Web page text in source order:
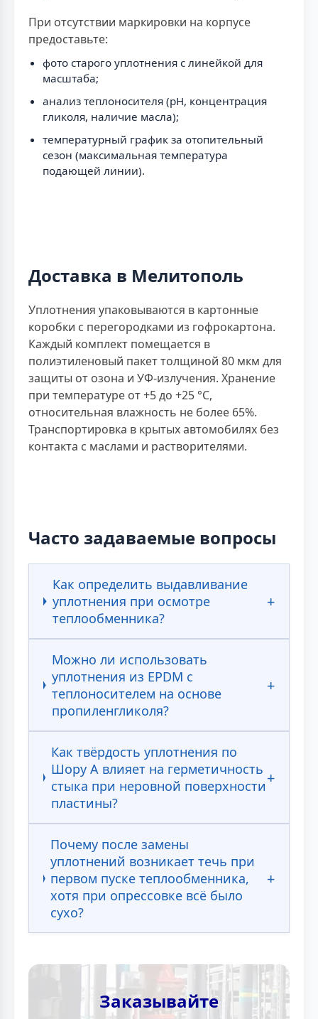
При отсутствии маркировки на корпусе
предоставьте:
фото старого уплотнения с линейкой для
масштаба;
анализ теплоносителя (рН, концентрация
гликоля, наличие масла);
температурный график за отопительный
сезон (максимальная температура
подающей линии).
Доставка в Мелитополь
Уплотнения упаковываются в картонные
коробки с перегородками из гофрокартона.
Каждый комплект помещается в
полиэтиленовый пакет толщиной 80 мкм для
защиты от озона и УФ-излучения. Хранение
при температуре от +5 до +25 °С,
относительная влажность не более 65%.
Транспортировка в крытых автомобилях без
контакта с маслами и растворителями.
Часто задаваемые вопросы
Как определить выдавливание
уплотнения при осмотре
теплообменника?
Можно ли использовать
уплотнения из EPDM с
теплоносителем на основе
пропиленгликоля?
Как твёрдость уплотнения по
Шору А влияет на герметичность
стыка при неровной поверхности
пластины?
Почему после замены
уплотнений возникает течь при
первом пуске теплообменника,
хотя при опрессовке всё было
сухо?
Заказывайте